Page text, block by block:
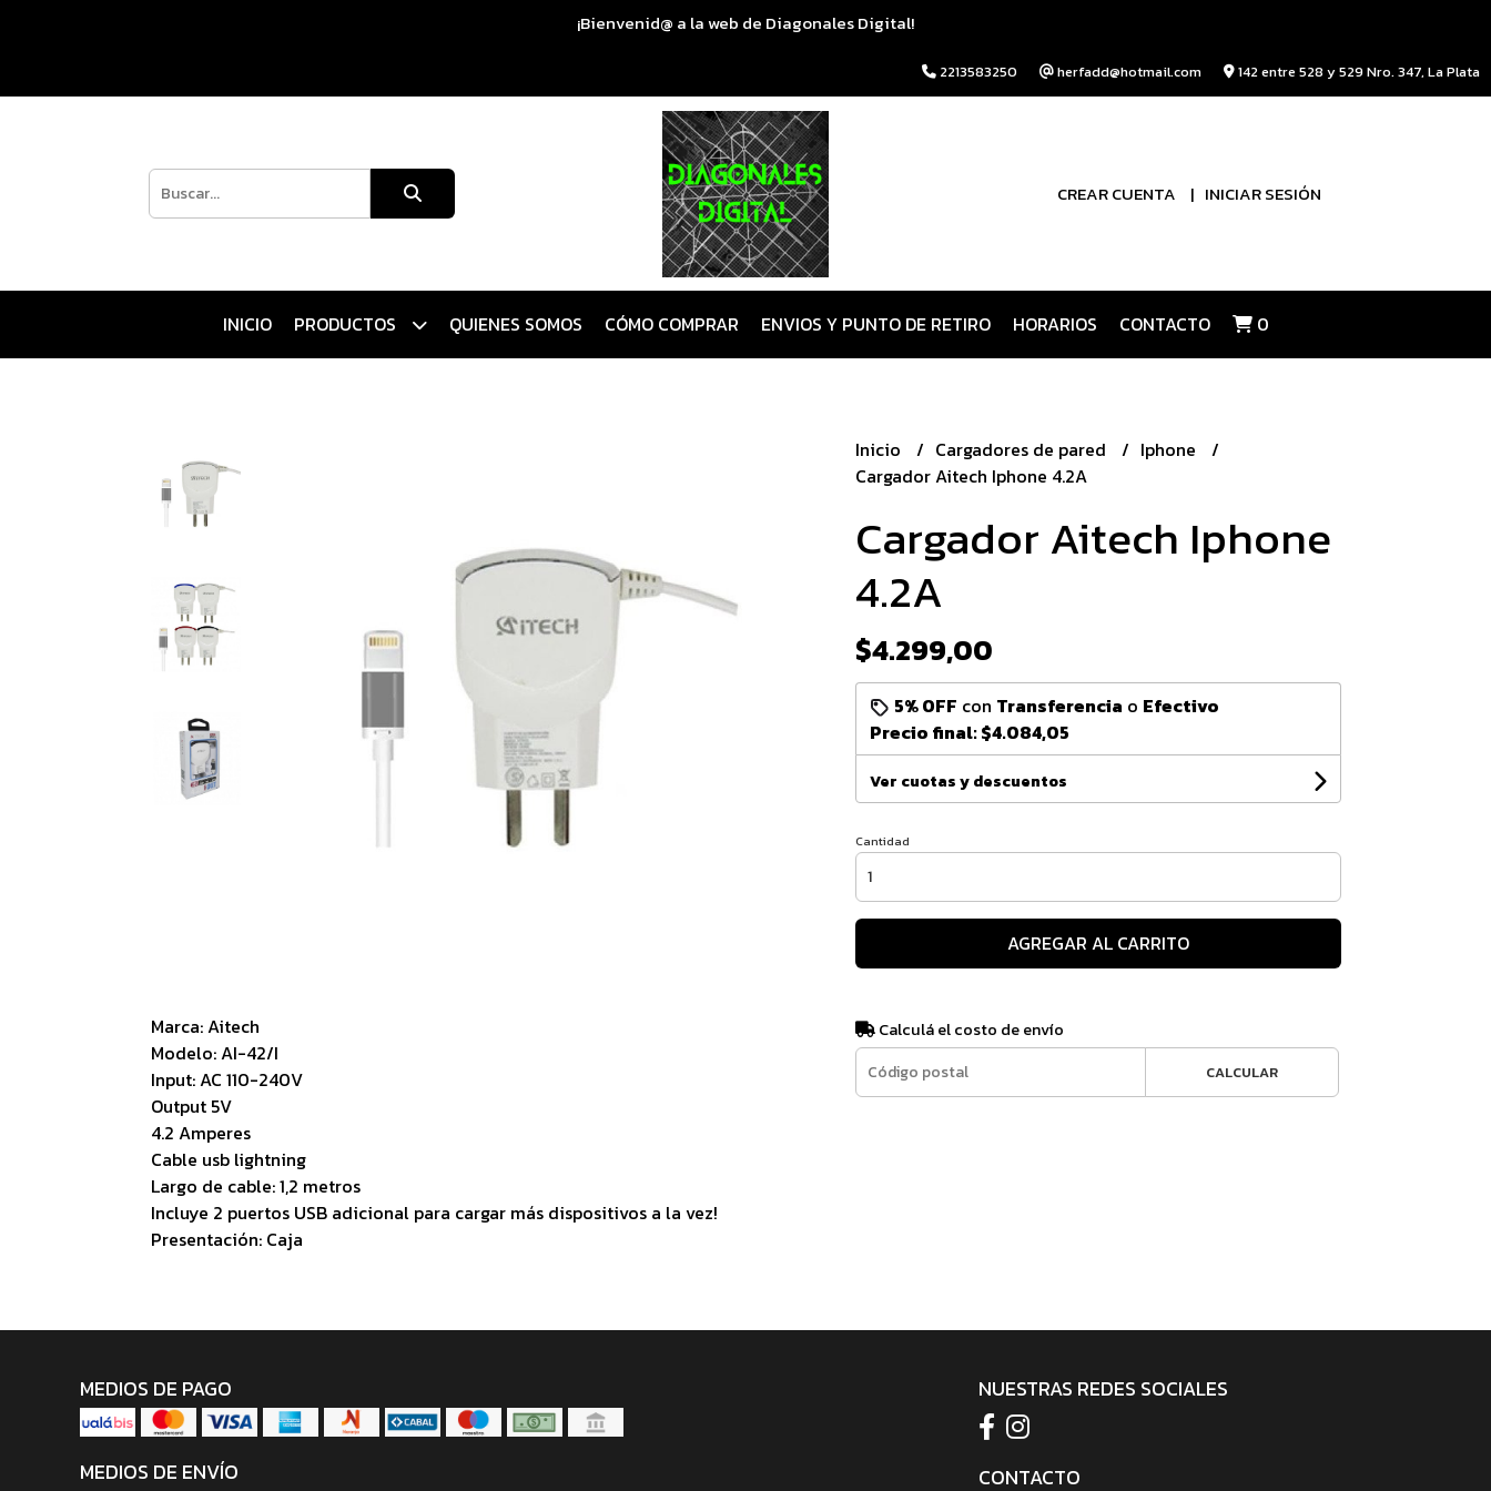
¡Bienvenid@ a la web de Diagonales Digital!
2213583250 herfadd@hotmail.com 142 entre 528 y 529 Nro. 347, La Plata
CREAR CUENTA INICIAR SESIÓN
INICIO PRODUCTOS QUIENES SOMOS CÓMO COMPRAR ENVIOS Y PUNTO DE RETIRO HORARIOS CONTACTO 0
Marca: Aitech
Modelo: AI-42/I
Input: AC 110-240V
Output 5V
4.2 Amperes
Cable usb lightning
Largo de cable: 1,2 metros
Incluye 2 puertos USB adicional para cargar más dispositivos a la vez!
Presentación: Caja
Inicio Cargadores de pared
Iphone
Cargador Aitech Iphone 4.2A
Cargador Aitech Iphone
4.2A
$4.299,00
5% OFF con Transferencia o Efectivo
Precio final:$4.084,05
Ver cuotas y descuentos
Cantidad
AGREGAR AL CARRITO
Calculá el costo de envío
CALCULAR
MEDIOS DE PAGO
MEDIOS DE ENVÍO
NUESTRAS REDES SOCIALES
CONTACTO